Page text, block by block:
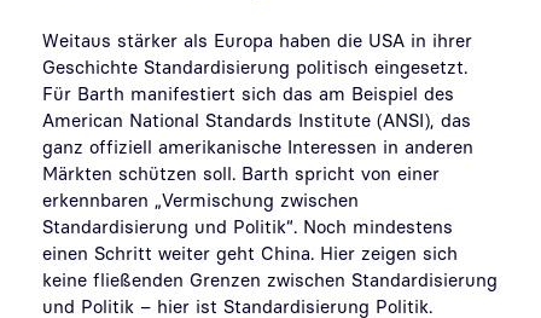
Weitaus stärker als Europa haben die USA in ihrer
Geschichte Standardisierung politisch eingesetzt.
Für Barth manifestiert sich das am Beispiel des
American National Standards Institute (ANSI), das
ganz offiziell amerikanische Interessen in anderen
Märkten schützen soll. Barth spricht von einer
erkennbaren „Vermischung zwischen
Standardisierung und Politik“. Noch mindestens
einen Schritt weiter geht China. Hier zeigen sich
keine fließenden Grenzen zwischen Standardisierung
und Politik – hier ist Standardisierung Politik.